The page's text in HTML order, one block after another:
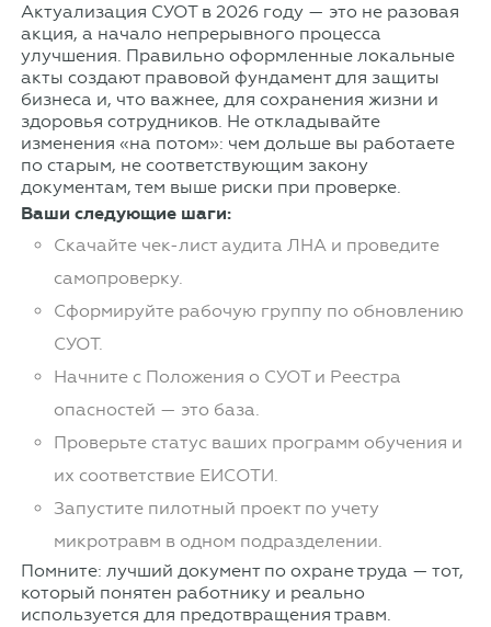
Актуализация СУОТ в 2026 году — это не разовая
акция, а начало непрерывного процесса
улучшения. Правильно оформленные локальные
акты создают правовой фундамент для защиты
бизнеса и, что важнее, для сохранения жизни и
здоровья сотрудников. Не откладывайте
изменения «на потом»: чем дольше вы работаете
по старым, не соответствующим закону
документам, тем выше риски при проверке.
Ваши следующие шаги:
Скачайте чек-лист аудита ЛНА и проведите
самопроверку.
Сформируйте рабочую группу по обновлению
СУОТ.
Начните с Положения о СУОТ и Реестра
опасностей — это база.
Проверьте статус ваших программ обучения и
их соответствие ЕИСОТИ.
Запустите пилотный проект по учету
микротравм в одном подразделении.
Помните: лучший документ по охране труда — тот,
который понятен работнику и реально
используется для предотвращения травм.